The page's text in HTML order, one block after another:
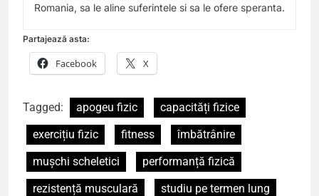
Romania, sa le aline suferintele si sa le ofere speranta.
Partajează asta:
Facebook X
Tagged: apogeu fizic
capacități fizice
exercițiu fizic
fitness
îmbătrânire
mușchi scheletici
performanță fizică
rezistență musculară
studiu pe termen lung